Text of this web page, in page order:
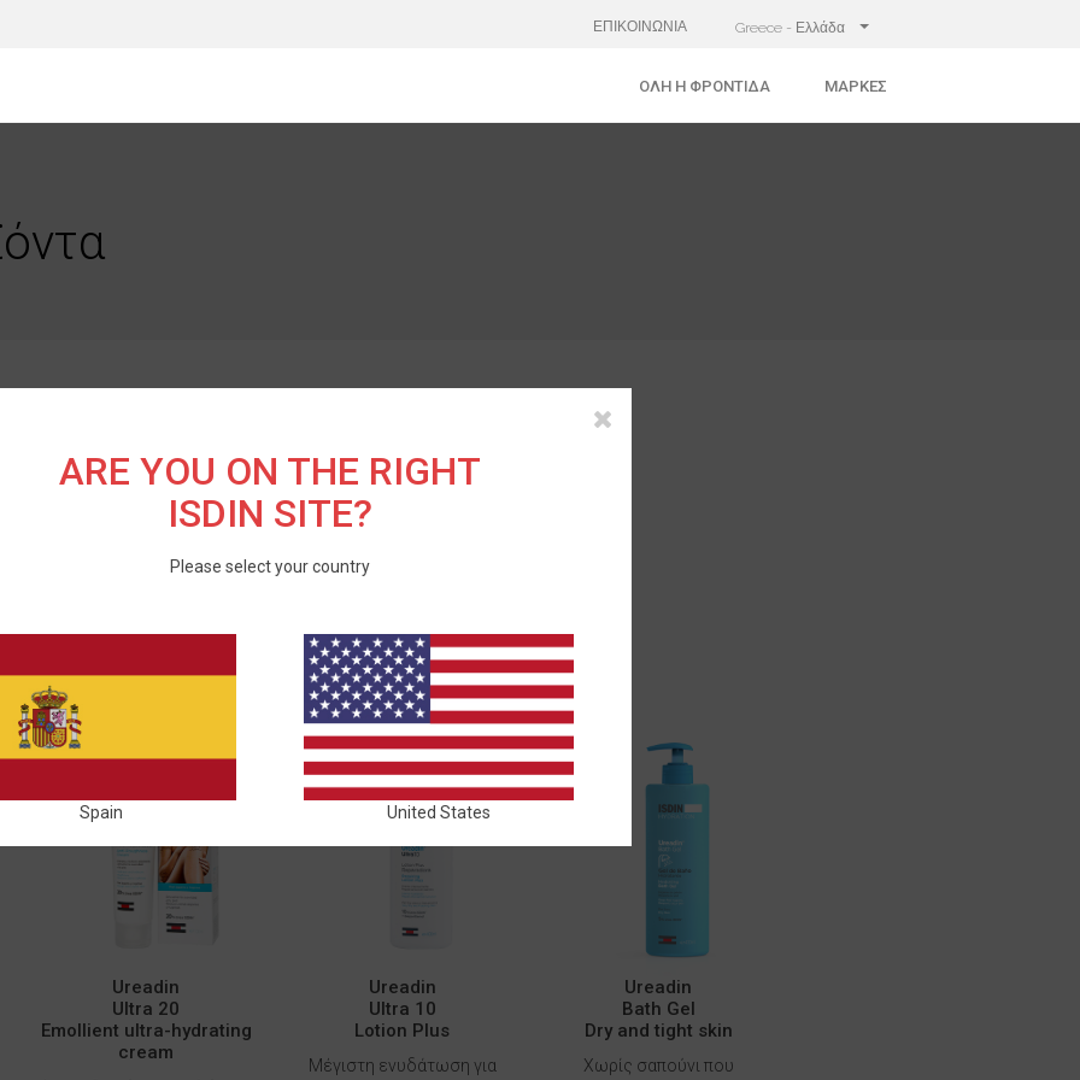
ΕΠΙΚΟΙΝΩΝΙΑ Greece - Ελλάδα
ΌΛΗ Η ΦΡΟΝΤΊΔΑ ΜΆΡΚΕΣ
ΕΝΥΔΆΤΩΣΗ
Ureadin
Ultra 20
Emollient ultra-hydrating
cream
Ureadin
Ultra 10
Lotion Plus
Μέγιστη ενυδάτωση για
Ureadin
Bath Gel
Dry and tight skin
Χωρίς σαπούνι που
ARE YOU ON THE RIGHT
ISDIN SITE?
Please select your country
Spain United States